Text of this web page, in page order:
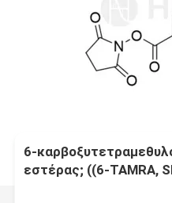
6-
εστέρας; ((6-TAMRA,